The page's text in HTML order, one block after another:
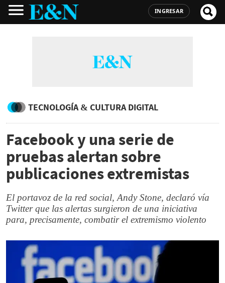
INGRESAR
TECNOLOGÍA & CULTURA DIGITAL
Facebook y una serie de
pruebas alertan sobre
publicaciones extremistas
El portavoz de la red social, Andy Stone, declaró vía
Twitter que las alertas surgieron de una iniciativa
para, precisamente, combatir el extremismo violento